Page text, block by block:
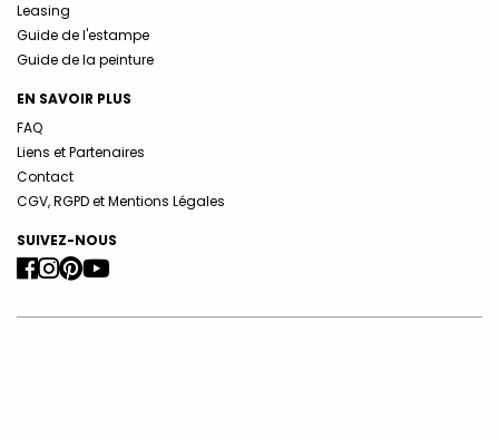
Leasing
Guide de l'estampe
Guide de la peinture
EN SAVOIR PLUS
FAQ
Liens et Partenaires
Contact
CGV, RGPD et Mentions Légales
SUIVEZ-NOUS